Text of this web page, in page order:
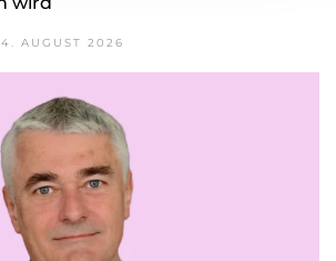
4. AUGUST 2026